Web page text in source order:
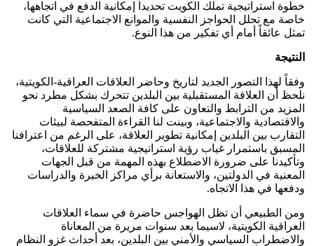
خطوة استراتيجية تملك الكويت تحديداً إمكانية الدفع في اتجاهها،
خاصة مع تحلل الحواجز النفسية والموانع الاجتماعية التي كانت
تمثل عائقاً أمام أي تفكير من هذا النوع.
النتيجة
وفقاً لهذا التصور الجديد لتاريخ وحاضر العلاقات العراقية-الكويتية،
نلحظ أن العلاقة المستقبلية بين البلدين تتحرك بشكل مطرد نحو
المزيد من الترابط والتعاون على كافة الصعد السياسية
والاقتصادية والاجتماعية، وبينت لنا القراءة المتفحصة لبيئات
التقارب بين البلدين إمكانية تطوير العلاقة، على الرغم من اعترافنا
المسبق باستمرار غياب رؤية استراتيجية مشتركة للعلاقات،
وتأكيدنا على ضرورة الاضطلاع بهذه المهمة من قبل الجهات
المعنية في الدولتين، والاستعانة برأي مراكز الخبرة والدراسات
ودفعها في هذا الاتجاه.
ومن الطبيعي أن تظل الهواجس حاضرة في سماء العلاقات
العراقية الكويتية، لاسيما بعد سنوات مريرة من المعاناة
والاضطراب السياسي والأمني بين البلدين، بعد أحداث غزو النظام